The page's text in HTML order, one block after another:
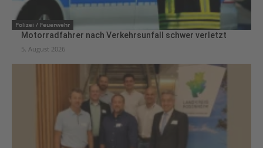
Polizei / Feuerwehr
Motorradfahrer nach Verkehrsunfall schwer verletzt
5. August 2026